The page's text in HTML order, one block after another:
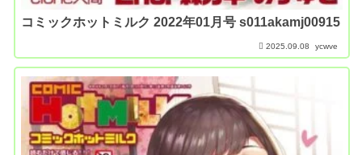
コミックホットミルク 2022年01月号 s011akamj00915
2025.09.08 ycwve